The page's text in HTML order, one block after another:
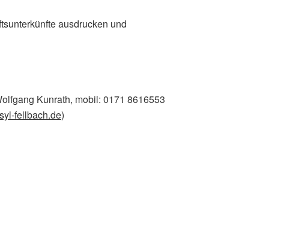
ausdrucken und
Kunrath, mobil: 0171 8616553
fellbach.de)